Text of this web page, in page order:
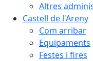
Altres
Castell de l'Areny
Com arribar
Equipaments
Festes i fires